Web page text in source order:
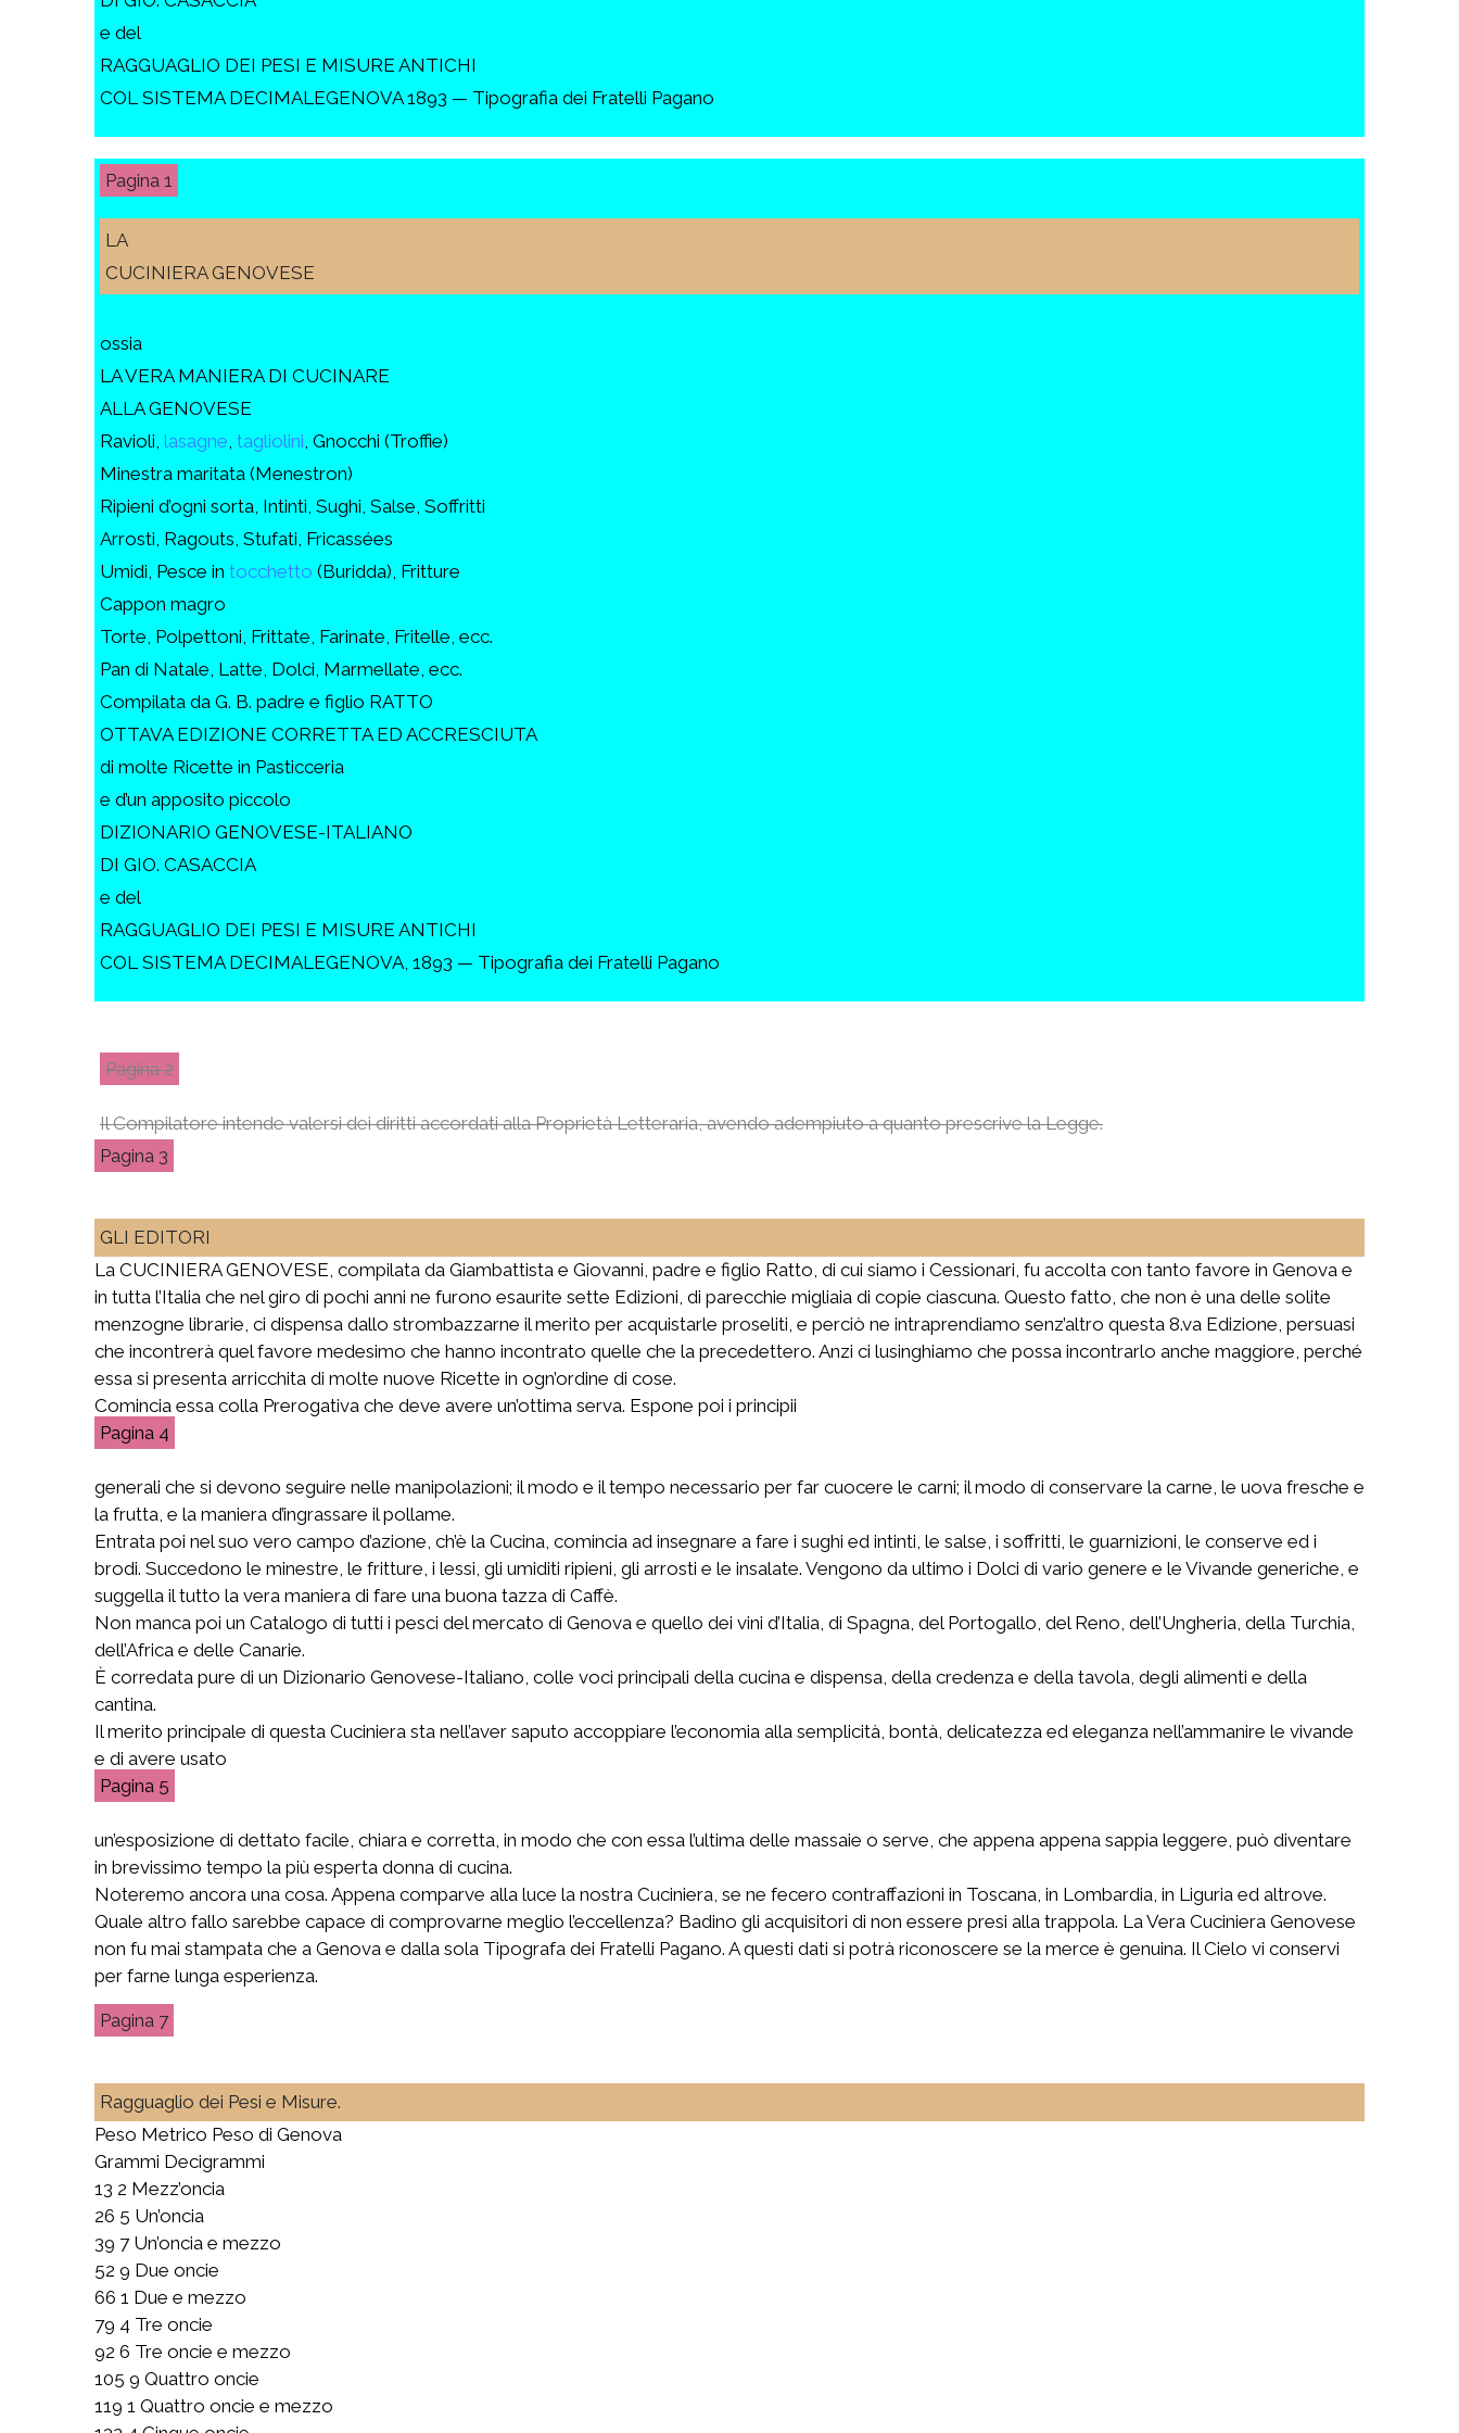
e del
RAGGUAGLIO DEI PESI E MISURE ANTICHI
COL SISTEMA DECIMALEGENOVA 1893 — Tipografia dei Fratelli Pagano
1
LA
CUCINIERA GENOVESE
ossia
LA VERA MANIERA DI CUCINARE
ALLA GENOVESE
Ravioli, lasagne tagliolini , Gnocchi (Troffie)
Minestra maritata (Menestron)
Ripieni d’ogni sorta, Intinti, Sughi, Salse, Soffritti
Arrosti, Ragouts, Stufati, Fricassées
Umidi, Pesce in tocchetto (Buridda), Fritture
Cappon magro
Torte, Polpettoni, Frittate, Farinate, Fritelle, ecc.
Pan di Natale, Latte, Dolci, Marmellate, ecc.
Compilata da G. B. padre e figlio RATTO
OTTAVA EDIZIONE CORRETTA ED ACCRESCIUTA
di molte Ricette in Pasticceria
e d’un apposito piccolo
DIZIONARIO GENOVESE-ITALIANO
DI GIO. CASACCIA
e del
RAGGUAGLIO DEI PESI E MISURE ANTICHI
COL SISTEMA DECIMALEGENOVA, 1893 — Tipografia dei Fratelli Pagano
2
Il Compilatore intende valersi dei diritti accordati alla Proprietà Letteraria, avendo adempiuto a quanto prescrive la Legge.
3
GLI EDITORI
La CUCINIERA GENOVESE, compilata da Giambattista e Giovanni, padre e figlio Ratto, di cui siamo i Cessionari, fu accolta con tanto favore in Genova e
in tutta l’Italia che nel giro di pochi anni ne furono esaurite sette Edizioni, di parecchie migliaia di copie ciascuna. Questo fatto, che non è una delle solite
menzogne librarie, ci dispensa dallo strombazzarne il merito per acquistarle proseliti, e perciò ne intraprendiamo senz’altro questa 8.va Edizione, persuasi
che incontrerà quel favore medesimo che hanno incontrato quelle che la precedettero. Anzi ci lusinghiamo che possa incontrarlo anche maggiore, perché
essa si presenta arricchita di molte nuove Ricette in ogn’ordine di cose.
Comincia essa colla Prerogativa che deve avere un’ottima serva. Espone poi i principii
4
generali che si devono seguire nelle manipolazioni; il modo e il tempo necessario per far cuocere le carni; il modo di conservare la carne, le uova fresche e
la frutta, e la maniera d’ingrassare il pollame.
Entrata poi nel suo vero campo d’azione, ch’è la Cucina, comincia ad insegnare a fare i sughi ed intinti, le salse, i soffritti, le guarnizioni, le conserve ed i
brodi. Succedono le minestre, le fritture, i lessi, gli umiditi ripieni, gli arrosti e le insalate. Vengono da ultimo i Dolci di vario genere e le Vivande generiche, e
suggella il tutto la vera maniera di fare una buona tazza di Caffè.
Non manca poi un Catalogo di tutti i pesci del mercato di Genova e quello dei vini d’Italia, di Spagna, del Portogallo, del Reno, dell’Ungheria, della Turchia,
dell’Africa e delle Canarie.
È corredata pure di un Dizionario Genovese-Italiano, colle voci principali della cucina e dispensa, della credenza e della tavola, degli alimenti e della
cantina.
Il merito principale di questa Cuciniera sta nell’aver saputo accoppiare l’economia alla semplicità, bontà, delicatezza ed eleganza nell’ammanire le vivande
e di avere usato
5
un’esposizione di dettato facile, chiara e corretta, in modo che con essa l’ultima delle massaie o serve, che appena appena sappia leggere, può diventare
in brevissimo tempo la più esperta donna di cucina.
Noteremo ancora una cosa. Appena comparve alla luce la nostra Cuciniera, se ne fecero contraffazioni in Toscana, in Lombardia, in Liguria ed altrove.
Quale altro fallo sarebbe capace di comprovarne meglio l’eccellenza? Badino gli acquisitori di non essere presi alla trappola. La Vera Cuciniera Genovese
non fu mai stampata che a Genova e dalla sola Tipografa dei Fratelli Pagano. A questi dati si potrà riconoscere se la merce è genuina. Il Cielo vi conservi
per farne lunga esperienza.
7
Ragguaglio dei Pesi e Misure.
Peso Metrico Peso di Genova
Grammi Decigrammi
13 2 Mezz’oncia
26 5 Un’oncia
39 7 Un’oncia e mezzo
52 9 Due oncie
66 1 Due e mezzo
79 4 Tre oncie
92 6 Tre oncie e mezzo
105 9 Quattro oncie
119 1 Quattro oncie e mezzo